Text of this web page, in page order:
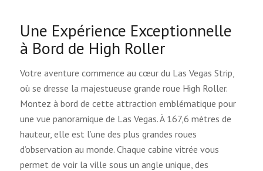
Une Expérience Exceptionnelle
à Bord de High Roller
Votre aventure commence au cœur du Las Vegas Strip,
où se dresse la majestueuse grande roue High Roller.
Montez à bord de cette attraction emblématique pour
une vue panoramique de Las Vegas. À 167,6 mètres de
hauteur, elle est l’une des plus grandes roues
d’observation au monde. Chaque cabine vitrée vous
permet de voir la ville sous un angle unique, des